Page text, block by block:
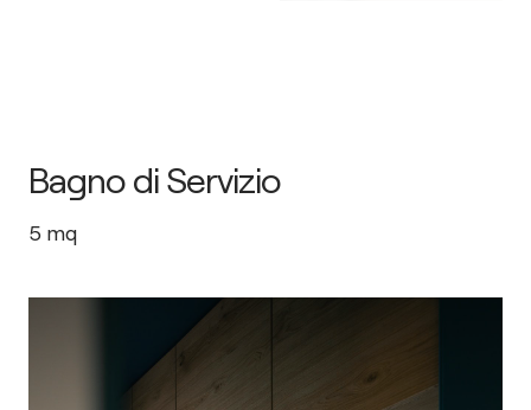
Bagno di Servizio
5 mq